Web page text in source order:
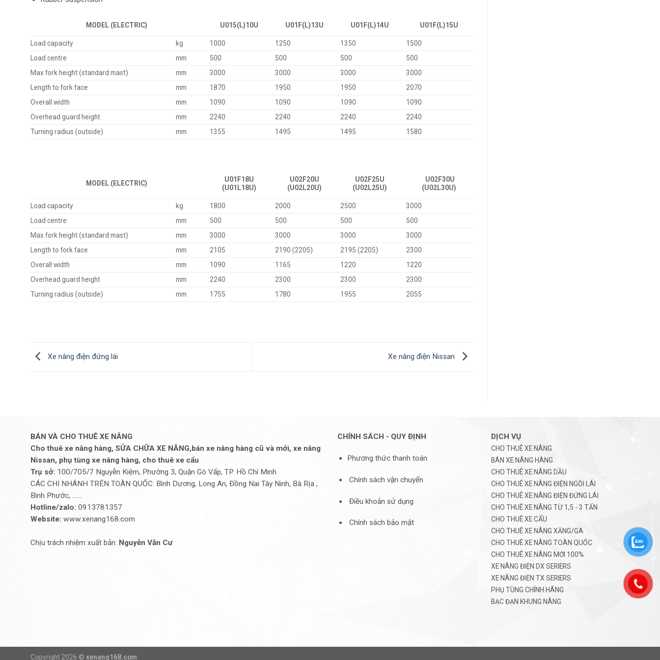
MODEL (ELECTRIC) U015(L)10U U01F(L)13U U01F(L)14U U01F(L)15U
Load capacity kg 1000 1250 1350
1500
Load centre
mm 500 500 500
500
Max fork height (standard mast)
mm 3000 3000 3000
3000
Length to fork face
mm 1870 1950 1950
2070
Overall width
mm 1090 1090 1090
1090
Overhead guard height
mm 2240 2240 2240
2240
Turning radius (outside)
mm 1355 1495 1495 1580
MODEL (ELECTRIC)
U01F18U
(U01L18U)
U02F20U
(U02L20U)
U02F25U
(U02L25U)
U02F30U
(U02L30U)
Load capacity kg 1800 2000 2500
3000
Load centre
mm 500 500 500
500
Max fork height (standard mast)
mm 3000 3000 3000
3000
Length to fork face
mm 2105 2190 (2205) 2195 (2205)
2300
Overall width
mm 1090 1165 1220
1220
Overhead guard height
mm 2240 2300 2300
2300
Turning radius (outside)
mm 1755 1780 1955 2055
Xe nâng điện đứng lái Xe nâng điện Nissan
BÁN VÀ CHO THUÊ XE NÂNG
Cho thuê xe nâng hàng, SỬA CHỮA XE NÂNG,bán xe nâng hàng cũ và mới, xe nâng
Nissan, phụ tùng xe nâng hàng, cho thuê xe cẩu
Trụ sở: 100/705/7 Nguyễn Kiệm, Phường 3, Quận Gò Vấp, TP. Hồ Chí Minh
CÁC CHI NHÁNH TRÊN TOÀN QUỐC: Bình Dương, Long An, Đồng Nai Tây Ninh, Bà Rịa ,
Bình Phước, .......
Hotline/zalo: 0913781357
Website: www.xenang168.com
Chịu trách nhiệm xuất bản: Nguyễn Văn Cư
CHÍNH SÁCH - QUY ĐỊNH
Phương thức thanh toán
Chính sách vận chuyển
Điều khoản sử dụng
Chính sách bảo mật
DỊCH VỤ
CHO THUÊ XE NÂNG
BÁN XE NÂNG HÀNG
CHO THUÊ XE NÂNG DẦU
CHO THUÊ XE NÂNG ĐIỆN NGỒI LÁI
CHO THUÊ XE NÂNG ĐIỆN ĐỨNG LÁI
CHO THUÊ XE NÂNG TỪ 1,5 - 3 TẤN
CHO THUÊ XE CẨU
CHO THUÊ XE NÂNG XĂNG/GA
CHO THUÊ XE NÂNG TOÀN QUỐC
CHO THUÊ XE NÂNG MỚI 100%
XE NÂNG ĐIỆN DX SERIERS
XE NÂNG ĐIỆN TX SERIERS
PHỤ TÙNG CHÍNH HÃNG
BẠC ĐẠN KHUNG NÂNG
Copyright 2026 © xenang168.com